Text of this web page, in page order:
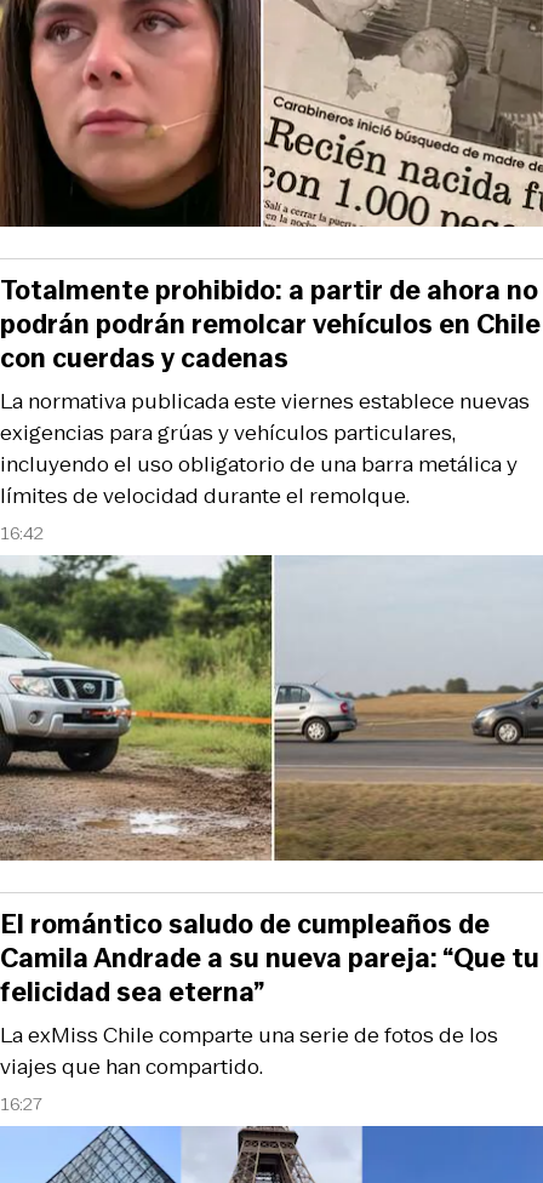
16:42
La normativa publicada este viernes establece nuevas
exigencias para grúas y vehículos particulares,
incluyendo el uso obligatorio de una barra metálica y
límites de velocidad durante el remolque.
Totalmente prohibido: a partir de ahora no
podrán podrán remolcar vehículos en Chile
con cuerdas y cadenas
16:27
La exMiss Chile comparte una serie de fotos de los
viajes que han compartido.
El romántico saludo de cumpleaños de
Camila Andrade a su nueva pareja: “Que tu
felicidad sea eterna”